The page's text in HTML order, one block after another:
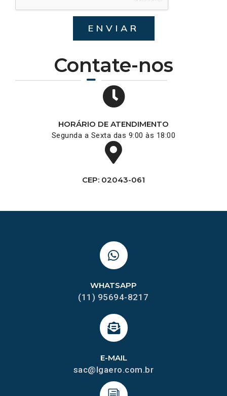
Contate-nos
HORÁRIO DE ATENDIMENTO
Segunda a Sexta das 9:00 às 18:00
CEP: 02043-061
ENVIAR
E-MAIL
sac@lgaero.com.br
WHATSAPP
(11) 95694-8217